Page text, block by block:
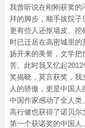
我曾听说在刚刚获奖的
拜的脚步，顺手拔院子
更有些人还抠墙皮、
时已迁居在高密城里
扬开来的美誉，文学把
苦。此时我又忆起
奖揭晓，莫言获奖，
人的骄傲，更是中国人
中国作家感动了全人类
高行健也获得了诺贝尔
第一个获诺奖的中国